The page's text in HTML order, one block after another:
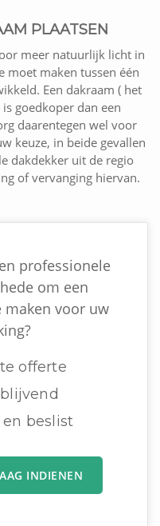
PLAATSEN
meer natuurlijk licht in
moet maken tussen één
Een dakraam ( het
goedkoper dan een
daarentegen wel voor
keuze, in beide gevallen
dakdekker uit de regio
of vervanging hiervan.
professionele
om een
voor uw
offerte
beslist
INDIENEN